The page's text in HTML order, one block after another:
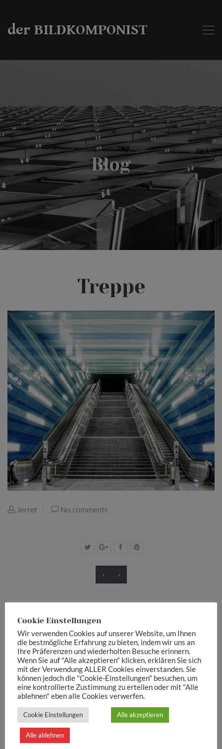
der BILDKOMPONIST
Blog
Treppe
Jerret No comments
‹ ›
Schreibe einen Kommentar
Deine E-Mail-Adresse wird nicht veröffentlicht.Erforderliche
Felder sind mit*markiert
Cookie Einstellungen
Wir verwenden Cookies auf unserer Website, um Ihnen
die bestmögliche Erfahrung zu bieten, indem wir uns an
Ihre Präferenzen und wiederholten Besuche erinnern.
Wenn Sie auf "Alle akzeptieren" klicken, erklären Sie sich
mit der Verwendung ALLER Cookies einverstanden. Sie
können jedoch die "Cookie-Einstellungen" besuchen, um
eine kontrollierte Zustimmung zu erteilen oder mit "Alle
ablehnen" eben alle Cookies verwerfen.
Cookie Einstellungen Alle akzeptieren
Alle ablehnen